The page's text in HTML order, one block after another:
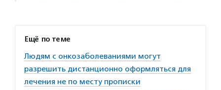
Ещё по теме
Людям с онкозаболеваниями могут
разрешить дистанционно оформляться для
лечения не по месту прописки